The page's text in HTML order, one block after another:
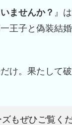
ませんか？ 』
王子と偽装結
け。果たして
もぜひご覧く